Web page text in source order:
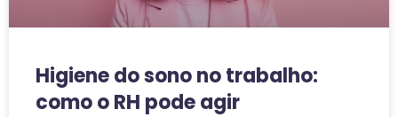
Higiene do sono no trabalho:
como o RH pode agir